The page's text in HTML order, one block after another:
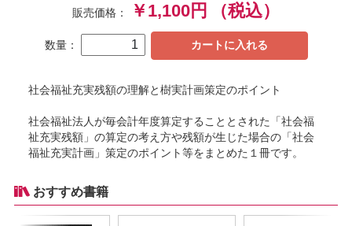
販売価格： ￥1,100円 （税込）
数量： カートに入れる
社会福祉充実残額の理解と樹実計画策定のポイント
社会福祉法人が毎会計年度算定することとされた「社会福
祉充実残額」の算定の考え方や残額が生じた場合の「社会
福祉充実計画」策定のポイント等をまとめた１冊です。
おすすめ書籍